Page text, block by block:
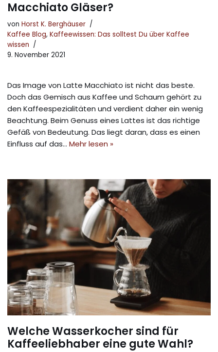
Macchiato Gläser?
von Horst K. Berghäuser
Kaffee Blog, Kaffeewissen: Das solltest Du über Kaffee
wissen
9. November 2021
Das Image von Latte Macchiato ist nicht das beste.
Doch das Gemisch aus Kaffee und Schaum gehört zu
den Kaffeespezialitäten und verdient daher ein wenig
Beachtung. Beim Genuss eines Lattes ist das richtige
Gefäß von Bedeutung. Das liegt daran, dass es einen
Einfluss auf das… Mehr lesen »
Welche Wasserkocher sind für
Kaffeeliebhaber eine gute Wahl?